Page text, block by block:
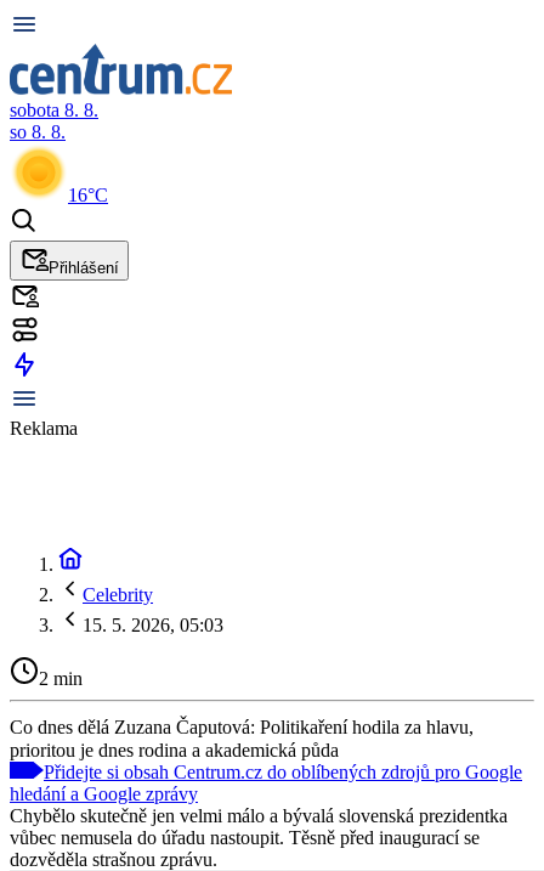
sobota 8. 8.
so 8. 8.
16°C
Přihlášení
Reklama
Celebrity
15. 5. 2026, 05:03
2 min
Co dnes dělá Zuzana Čaputová: Politikaření hodila za hlavu,
prioritou je dnes rodina a akademická půda
Přidejte si obsah Centrum.cz do oblíbených zdrojů pro Google
hledání a Google zprávy
Chybělo skutečně jen velmi málo a bývalá slovenská prezidentka
vůbec nemusela do úřadu nastoupit. Těsně před inaugurací se
dozvěděla strašnou zprávu.